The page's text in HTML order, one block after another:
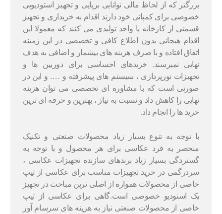
بزرگتر که از لحاظ مالی توانایی برپایی و تجهیز استودیویی
خصوصی برای کمپانی خود دارند اقدام به خریداری و تجهیز
قسمتی از کارخانه یا واحد تولیدی می کنند که معمولا این
اقدام هیجانی بدون اطلاع کافی و تخصصی در این زمینه
اتفاق افتاده و با صرف هزینه های بیشمار و اضافی به هدف
نهایی نمیرسند. خریدهای احساسی برای دوربین ها و
تجهیزات نورپردازی ، سیستم های پیشرفته و …. و این در
صورتی است که با مشاوره ای تخصصی می توان هزینه
نهایی را کاهش داد و نسبت به نیاز ، بهترین و حرفه ای ترین
خرید ها را انجام داد.
با توجه به تنوع بسیار زیاد محصولات صنعتی و تکنیک
منحصر به فرد عکاسی برای هر محصول و با توجه به
گستردگی بسیار زیاد برندهای سازنده تجهیزات عکاسی ،
سردرگمی در خرید تجهیزات مناسب برای عکاسی از تیپ
خاصی از محصولات همواره از اصلی ترین مباحث در تجهیز
یک استودیو خصوصی است.گاهی برای عکاسی از تیپ
خاصی از محصولات صنعتی نیاز به هزینه های سرسام آور